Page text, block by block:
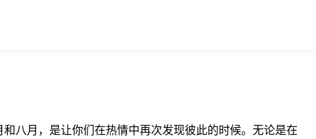
八月，是让你们在热情中再次发现彼此的时候。无论是在